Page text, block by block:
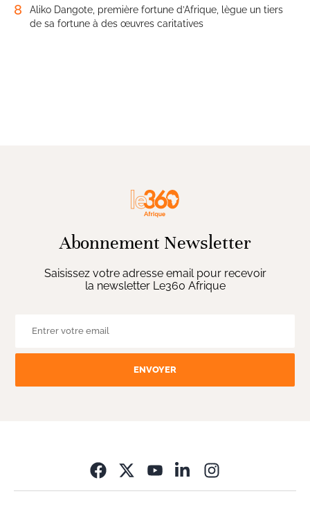
8
Aliko Dangote, première fortune d’Afrique, lègue un tiers
de sa fortune à des œuvres caritatives
Abonnement Newsletter
Saisissez votre adresse email pour recevoir
la newsletter Le360 Afrique
ENVOYER